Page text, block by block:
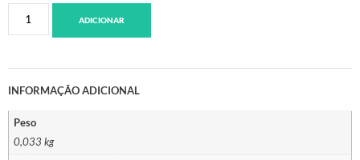
ADICIONAR
INFORMAÇÃO ADICIONAL
Peso
0,033 kg